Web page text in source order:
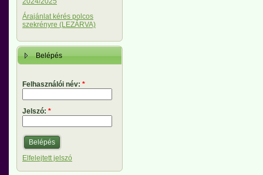
Árajánlat kérés polcos
szekrényre (LEZÁRVA)
Belépés
Felhasználói név: *
Jelszó: *
Elfelejtett jelszó